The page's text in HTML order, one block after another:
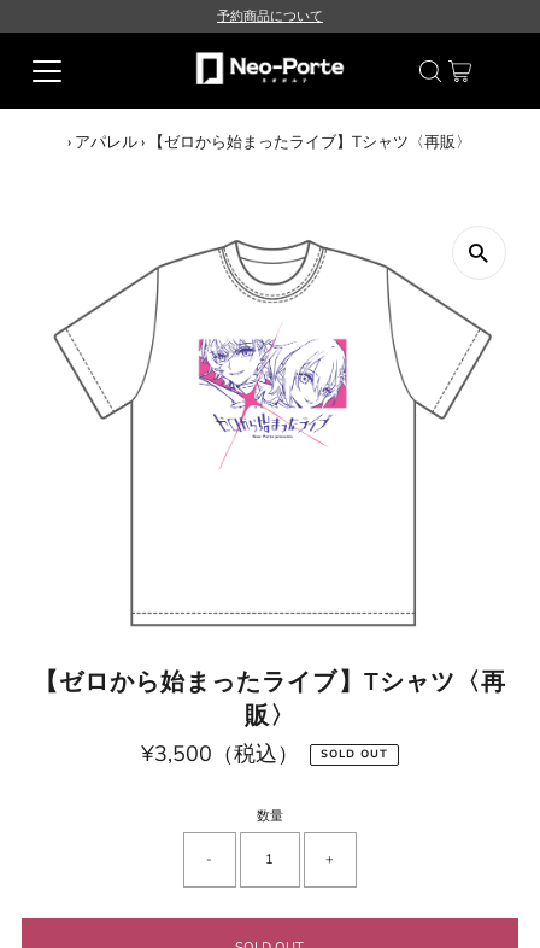
予約商品について
› アパレル› 【ゼロから始まったライブ】Tシャツ〈再販〉
【ゼロから始まったライブ】Tシャツ〈再
販〉
通
常
¥3,500（税込） SOLD OUT
数量
- +